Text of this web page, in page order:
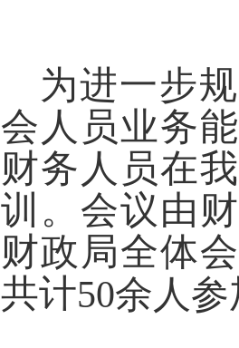
为进一步
会人员业务
财务人员在
训。会议由
财政局全体
共计50余人